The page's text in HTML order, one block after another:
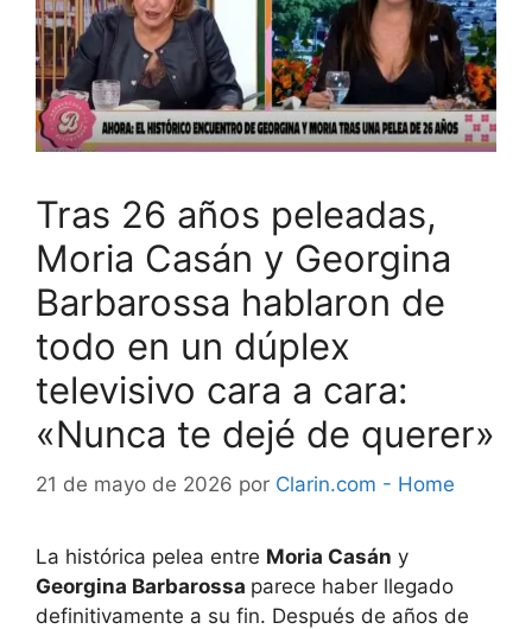
Tras 26 años peleadas,
Moria Casán y Georgina
Barbarossa hablaron de
todo en un dúplex
televisivo cara a cara:
«Nunca te dejé de querer»
21 de mayo de 2026 por Clarin.com - Home
La histórica pelea entre Moria Casán y
Georgina Barbarossa parece haber llegado
definitivamente a su fin. Después de años de